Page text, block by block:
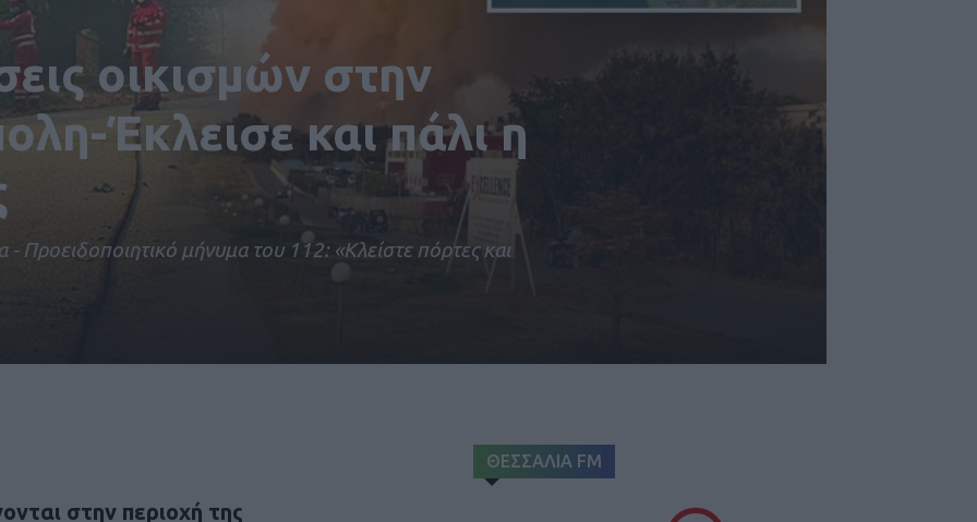
οικισμών στην
Έκλεισε και πάλι η
Προειδοποιητικό μήνυμα του 112: «Κλείστε πόρτες και
στην περιοχή της
ΘΕΣΣΑΛΙΑ FM